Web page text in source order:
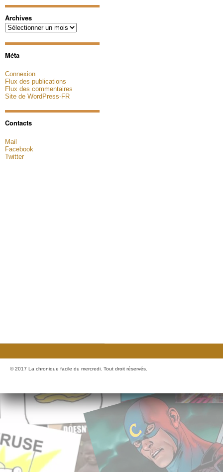
Archives
Archives
Méta
Connexion
Flux des publications
Flux des commentaires
Site de WordPress-FR
Contacts
Mail
Facebook
Twitter
© 2017 La chronique facile du mercredi. Tout droit réservés.